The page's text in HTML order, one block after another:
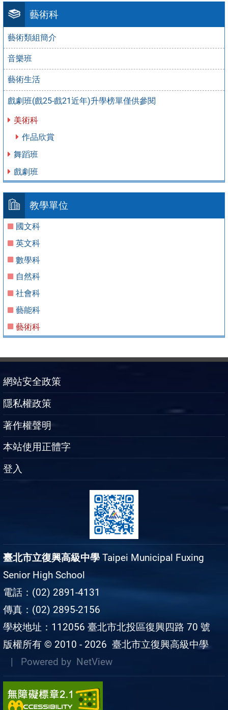
藝術科
藝術類組簡介
音樂班
藝術生活
戲劇班(戲25-戲21近年)升學榜單僅供參閱
美術科
作品欣賞
舞蹈班
戲劇班
教學單位
國文科
英文科
數學科
自然科
社會科
藝能科
藝術科
網站安全政策
隱私權政策
著作權聲明
本站使用正體字
登入
臺北市立復興高級中學 Taipei Municipal Fuxing
Senior High School
電話：(02) 2891-4131
傳真：(02) 2895-2156
學校地址：112056 臺北市北投區復興四路 70 號
版權所有 © 2010 - 2026 臺北市立復興高級中學
| Powered by NetView